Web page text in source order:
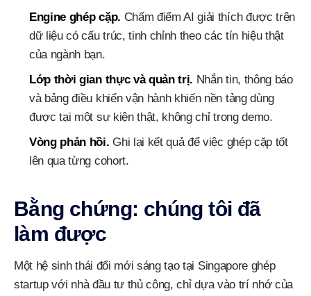
Engine ghép cặp. Chấm điểm AI giải thích được trên
dữ liệu có cấu trúc, tinh chỉnh theo các tín hiệu thật
của ngành bạn.
Lớp thời gian thực và quản trị. Nhắn tin, thông báo
và bảng điều khiển vận hành khiến nền tảng dùng
được tại một sự kiện thật, không chỉ trong demo.
Vòng phản hồi. Ghi lại kết quả để việc ghép cặp tốt
lên qua từng cohort.
Bằng chứng: chúng tôi đã
làm được
Một hệ sinh thái đổi mới sáng tạo tại Singapore ghép
startup với nhà đầu tư thủ công, chỉ dựa vào trí nhớ của